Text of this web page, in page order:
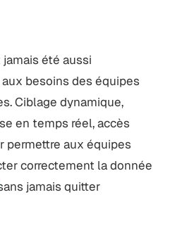
jamais été aussi
besoins des équipes
Ciblage dynamique,
en temps réel, accès
permettre aux équipes
correctement la donnée
jamais quitter